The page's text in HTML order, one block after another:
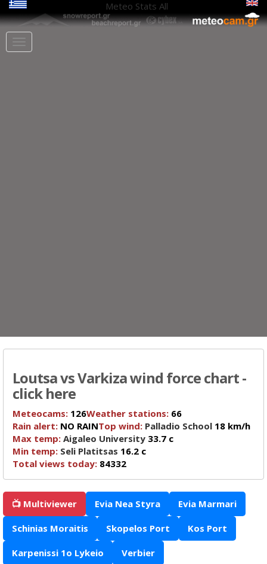
Meteo Stats All
Loutsa vs Varkiza wind force chart -
click here
Meteocams: 126Weather stations: 66
Rain alert: NO RAINTop wind: Palladio School 18 km/h
Max temp: Aigaleo University 33.7 c
Min temp: Seli Platitsas 16.2 c
Total views today: 84332
📺 Multiviewer Evia Nea Styra Evia Marmari
Schinias Moraitis Skopelos Port Kos Port
Karpenissi 1o Lykeio Verbier